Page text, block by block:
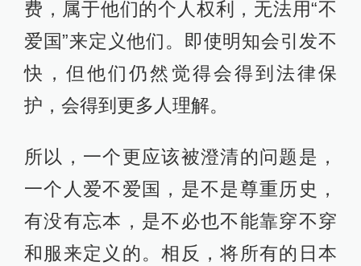
费，属于他们的个人权利，无法用“不
爱国”来定义他们。即使明知会引发不
快，但他们仍然觉得会得到法律保
护，会得到更多人理解。
所以，一个更应该被澄清的问题是，
一个人爱不爱国，是不是尊重历史，
有没有忘本，是不必也不能靠穿不穿
和服来定义的。相反，将所有的日本